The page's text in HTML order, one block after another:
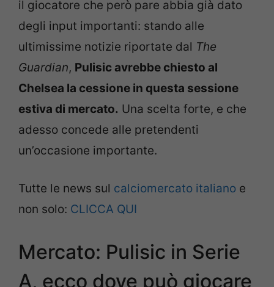
il giocatore che però pare abbia già dato
degli input importanti: stando alle
ultimissime notizie riportate dal The
Guardian, Pulisic avrebbe chiesto al
Chelsea la cessione in questa sessione
estiva di mercato. Una scelta forte, e che
adesso concede alle pretendenti
un’occasione importante.
Tutte le news sul calciomercato italiano e
non solo: CLICCA QUI
Mercato: Pulisic in Serie
A, ecco dove può giocare